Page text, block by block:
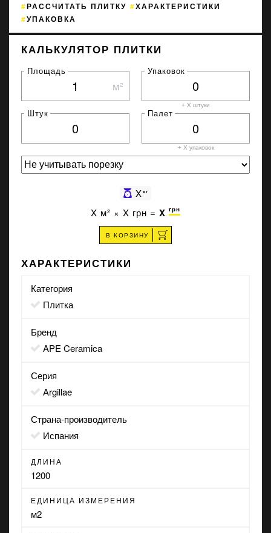
РАССЧИТАТЬ ПЛИТКУ
ХАРАКТЕРИСТИКИ
УПАКОВКА
КАЛЬКУЛЯТОР ПЛИТКИ
Площадь
м²
Упаковок
+ X штуки
Штук Палет
+ X упаковок
Xкг
X м² × X грн = X грн
В КОРЗИНУ
ХАРАКТЕРИСТИКИ
Категория
Плитка
Бренд
APE Ceramica
Серия
Argillae
Страна-производитель
Испания
ДЛИНА
1200
ЕДИНИЦА ИЗМЕРЕНИЯ
м2